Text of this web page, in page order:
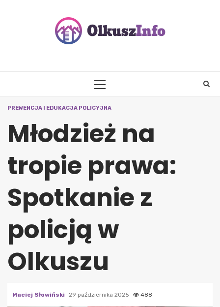
PRIMARY
PREWENCJA I EDUKACJA POLICYJNA
Młodzież na
tropie prawa:
Spotkanie z
policją w
Olkuszu
Maciej Słowiński 29 października 2025 488